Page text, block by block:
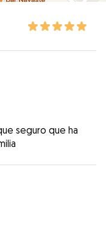
seguro que ha